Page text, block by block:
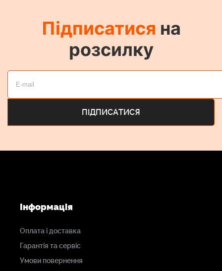
Підписатися на
розсилку
Інформація
Оплата і доставка
Гарантія та сервіс
Умови повернення